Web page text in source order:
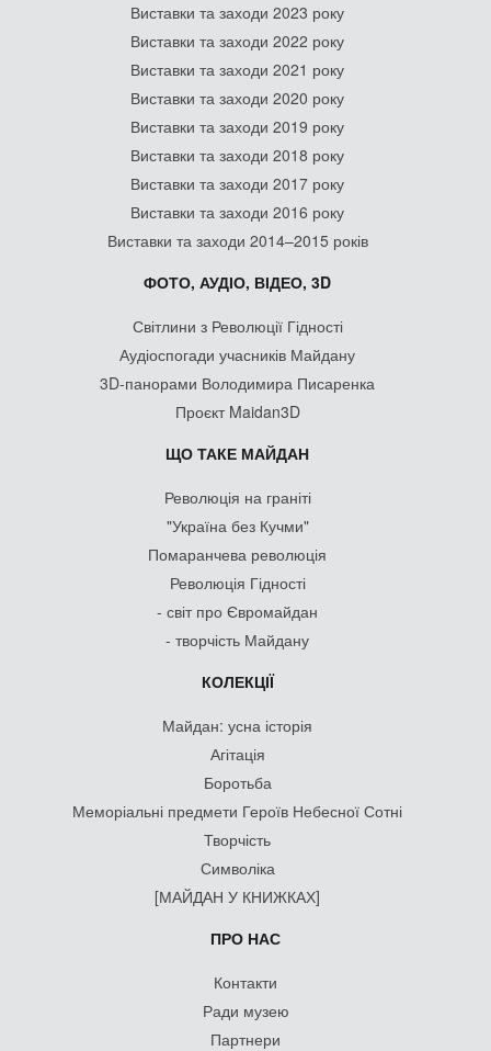
Виставки та заходи 2023 року
Виставки та заходи 2022 року
Виставки та заходи 2021 року
Виставки та заходи 2020 року
Виставки та заходи 2019 року
Виставки та заходи 2018 року
Виставки та заходи 2017 року
Виставки та заходи 2016 року
Виставки та заходи 2014–2015 років
ФОТО, АУДІО, ВІДЕО, 3D
Світлини з Революції Гідності
Аудіоспогади учасників Майдану
3D-панорами Володимира Писаренка
Проєкт Maidan3D
ЩО ТАКЕ МАЙДАН
Революція на граніті
"Україна без Кучми"
Помаранчева революція
Революція Гідності
- світ про Євромайдан
- творчість Майдану
КОЛЕКЦІЇ
Майдан: усна історія
Агітація
Боротьба
Меморіальні предмети Героїв Небесної Сотні
Творчість
Символіка
[МАЙДАН У КНИЖКАХ]
ПРО НАС
Контакти
Ради музею
Партнери